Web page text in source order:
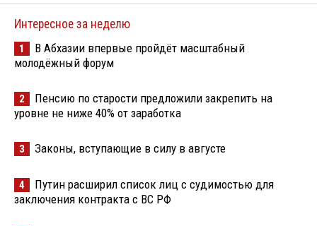
Интересное за неделю
1
В Абхазии впервые пройдёт масштабный
молодёжный форум
2
Пенсию по старости предложили закрепить на
уровне не ниже 40% от заработка
3 Законы, вступающие в силу в августе
4
Путин расширил список лиц с судимостью для
заключения контракта с ВС РФ